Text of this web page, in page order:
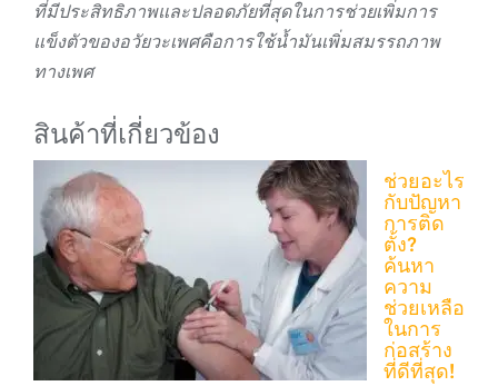
ที่มีประสิทธิภาพและปลอดภัยที่สุดในการช่วยเพิ่มการ
แข็งตัวของอวัยวะเพศคือการใช้น้ำมันเพิ่มสมรรถภาพ
ทางเพศ
สินค้าที่เกี่ยวข้อง
ช่วยอะไร
กับปัญหา
การติด
ตั้ง?
ค้นหา
ความ
ช่วยเหลือ
ในการ
ก่อสร้าง
ที่ดีที่สุด!